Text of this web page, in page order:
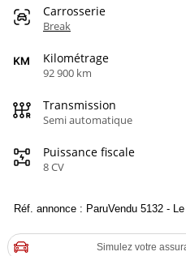
Carrosserie
Break
Kilométrage
92 900 km
Transmission
Semi automatique
Puissance fiscale
8 CV
Réf. annonce : ParuVendu 5132 -
Simulez votre